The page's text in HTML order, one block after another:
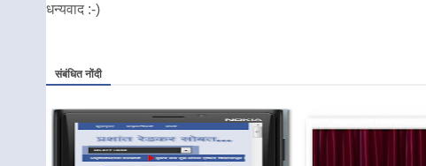
धन्यवाद :-)
संबंधित नोंदी